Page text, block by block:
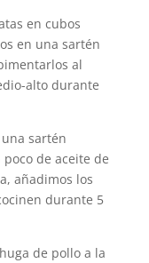
en cubos
en una sartén
al
alto durante
sartén
de aceite de
añadimos los
durante 5
de pollo a la